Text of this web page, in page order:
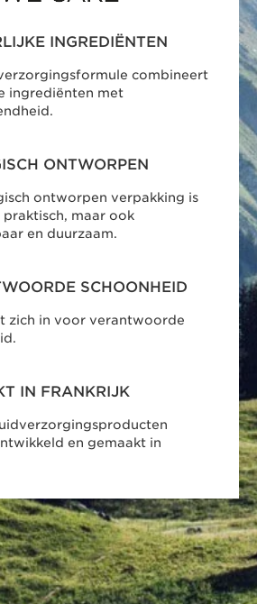
INGREDIËNTEN
combineert
ingrediënten met
ONTWORPEN
ontworpen verpakking is
praktisch, maar ook
en duurzaam.
SCHOONHEID
zich in voor verantwoorde
IN FRANKRIJK
en gemaakt in